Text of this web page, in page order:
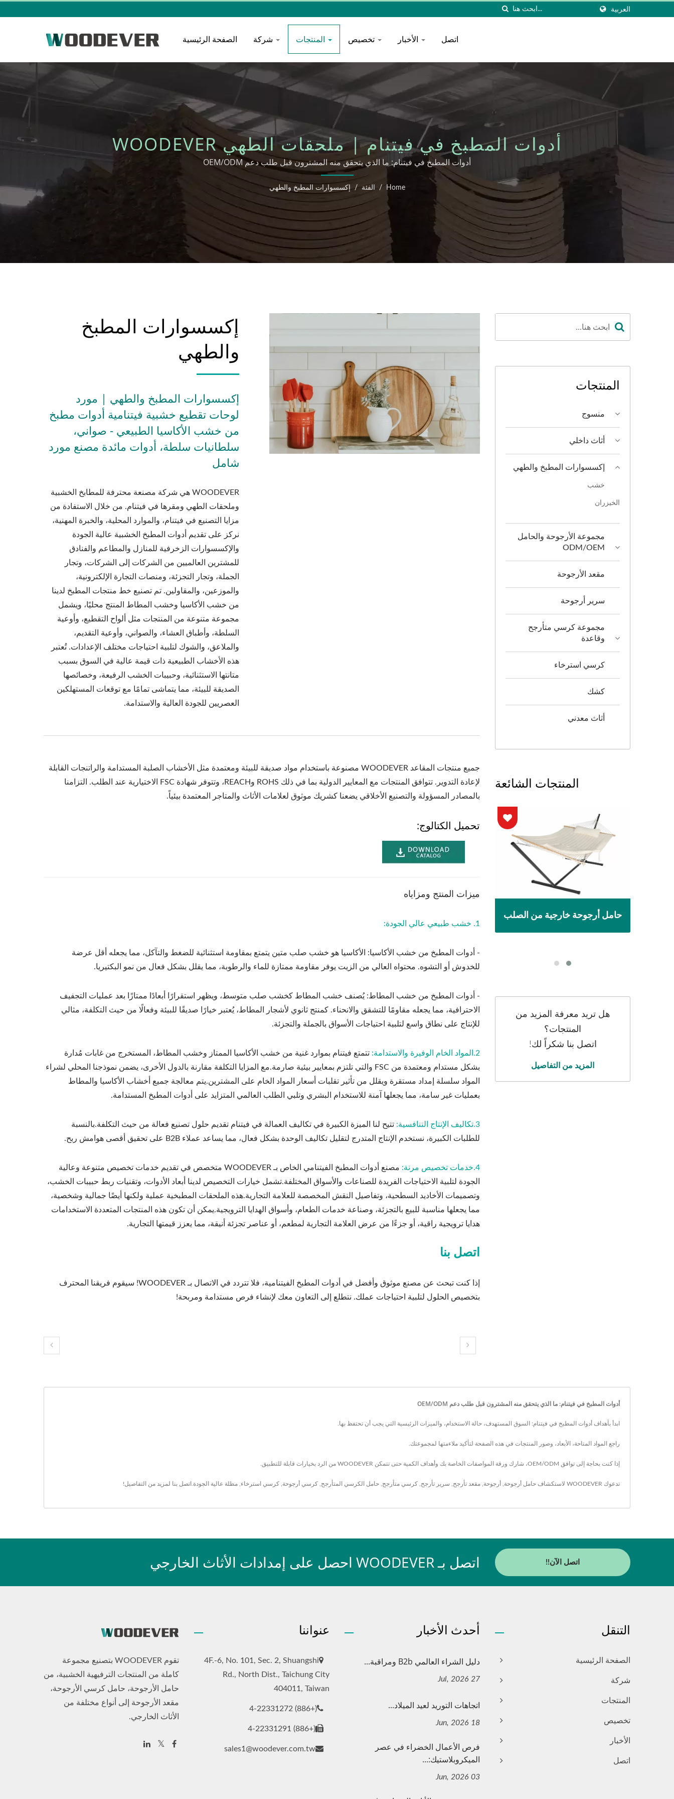
العربية
الصفحة الرئيسية اتصل
أدوات المطبخ في فيتنام | ملحقات الطهي WOODEVER
أدوات المطبخ في فيتنام: ما الذي يتحقق منه المشترون قبل طلب دعم OEM/ODM
Home
/ الفئة / إكسسوارات المطبخ والطهي
إكسسوارات المطبخ
والطهي
إكسسوارات المطبخ والطهي | مورد
لوحات تقطيع خشبية فيتنامية أدوات مطبخ
من خشب الأكاسيا الطبيعي - صواني،
سلطانيات سلطة، أدوات مائدة مصنع مورد
شامل
WOODEVER هي شركة مصنعة محترفة للمطابخ الخشبية
وملحقات الطهي ومقرها في فيتنام. من خلال الاستفادة من
مزايا التصنيع في فيتنام، والموارد المحلية، والخبرة المهنية،
نركز على تقديم أدوات المطبخ الخشبية عالية الجودة
والإكسسوارات الزخرفية للمنازل والمطاعم والفنادق
للمشترين العالميين من الشركات إلى الشركات، وتجار
الجملة، وتجار التجزئة، ومنصات التجارة الإلكترونية،
والموزعين، والمقاولين. تم تصنيع خط منتجات المطبخ لدينا
من خشب الأكاسيا وخشب المطاط المنتج محليًا، ويشمل
مجموعة متنوعة من المنتجات مثل ألواح التقطيع، وأوعية
السلطة، وأطباق العشاء، والصواني، وأوعية التقديم،
والملاعق، والشوك لتلبية احتياجات مختلف الإعدادات. تُعتبر
هذه الأخشاب الطبيعية ذات قيمة عالية في السوق بسبب
متانتها الاستثنائية، وحبيبات الخشب الرفيعة، وخصائصها
الصديقة للبيئة، مما يتماشى تمامًا مع توقعات المستهلكين
العصريين للجودة العالية والاستدامة.
جميع منتجات المقاعد WOODEVER مصنوعة باستخدام مواد صديقة للبيئة ومعتمدة مثل الأخشاب الصلبة المستدامة والراتنجات القابلة
لإعادة التدوير. تتوافق المنتجات مع المعايير الدولية بما في ذلك ROHS وREACH، وتتوفر شهادة FSC الاختيارية عند الطلب. التزامنا
بالمصادر المسؤولة والتصنيع الأخلاقي يضعنا كشريك موثوق لعلامات الأثاث والمتاجر المعتمدة بيئياً.
تحميل الكتالوج:
ميزات المنتج ومزاياه
1. خشب طبيعي عالي الجودة:
- أدوات المطبخ من خشب الأكاسيا: الأكاسيا هو خشب صلب متين يتمتع بمقاومة استثنائية للضغط والتآكل، مما يجعله أقل عرضة
للخدوش أو التشوه. محتواه العالي من الزيت يوفر مقاومة ممتازة للماء والرطوبة، مما يقلل بشكل فعال من نمو البكتيريا.
- أدوات المطبخ من خشب المطاط: يُصنف خشب المطاط كخشب صلب متوسط، ويظهر استقرارًا أبعادًا ممتازًا بعد عمليات التجفيف
الاحترافية، مما يجعله مقاومًا للتشقق والانحناء. كمنتج ثانوي لأشجار المطاط، يُعتبر خيارًا صديقًا للبيئة وفعالًا من حيث التكلفة، مثالي
للإنتاج على نطاق واسع لتلبية احتياجات الأسواق بالجملة والتجزئة.
2.المواد الخام الوفيرة والاستدامة:
تتمتع فيتنام بموارد غنية من خشب الأكاسيا الممتاز وخشب المطاط، المستخرج من غابات مُدارة
بشكل مستدام ومعتمدة من FSC والتي تلتزم بمعايير بيئية صارمة.مع المزايا التكلفة مقارنة بالدول الأخرى، يضمن نموذجنا المحلي لشراء
المواد سلسلة إمداد مستقرة ويقلل من تأثير تقلبات أسعار المواد الخام على المشترين.يتم معالجة جميع أخشاب الأكاسيا والمطاط
بعمليات غير سامة، مما يجعلها آمنة للاستخدام البشري وتلبي الطلب العالمي المتزايد على أدوات المطبخ المستدامة.
3.تكاليف الإنتاج التنافسية:
تتيح لنا الميزة الكبيرة في تكاليف العمالة في فيتنام تقديم حلول تصنيع فعالة من حيث التكلفة.بالنسبة
للطلبات الكبيرة، نستخدم الإنتاج المتدرج لتقليل تكاليف الوحدة بشكل فعال، مما يساعد عملاء B2B على تحقيق أقصى هوامش ربح.
4.خدمات تخصيص مرنة:
مصنع أدوات المطبخ الفيتنامي الخاص بـ WOODEVER متخصص في تقديم خدمات تخصيص متنوعة وعالية
الجودة لتلبية الاحتياجات الفريدة للصناعات والأسواق المختلفة.تشمل خيارات التخصيص لدينا أبعاد الأدوات، وتقنيات ربط حبيبات الخشب،
وتصميمات الأخاديد السطحية، وتفاصيل النقش المخصصة للعلامة التجارية.هذه الملحقات المطبخية عملية ولكنها أيضًا جمالية وشخصية،
مما يجعلها مناسبة للبيع بالتجزئة، وصناعة خدمات الطعام، وأسواق الهدايا الترويجية.يمكن أن تكون هذه المنتجات المتعددة الاستخدامات
هدايا ترويجية راقية، أو جزءًا من عرض العلامة التجارية لمطعم، أو عناصر تجزئة أنيقة، مما يعزز قيمتها التجارية.
اتصل بنا
إذا كنت تبحث عن مصنع موثوق وأفضل في أدوات المطبخ الفيتنامية، فلا تتردد في الاتصال بـ WOODEVER! سيقوم فريقنا المحترف
بتخصيص الحلول لتلبية احتياجات عملك. نتطلع إلى التعاون معك لإنشاء فرص مستدامة ومربحة!
المنتجات
منسوج
أثاث داخلي
إكسسوارات المطبخ والطهي
خشب
الخيزران
مجموعة الأرجوحة والحامل
ODM/OEM
مقعد الأرجوحة
سرير أرجوحة
مجموعة كرسي متأرجح
وقاعدة
كرسي استرخاء
كشك
أثاث معدني
المنتجات الشائعة
للتعديل من المعدن
حامل أرجوحة خارجية من الصلب
هل تريد معرفة المزيد من
المنتجات؟
اتصل بنا شكراً لك!
المزيد من التفاصيل
أدوات المطبخ في فيتنام: ما الذي يتحقق منه المشترون قبل طلب دعم OEM/ODM
ابدأ بأهداف أدوات المطبخ في فيتنام: السوق المستهدف، حالة الاستخدام، والميزات الرئيسية التي يجب أن تحتفظ بها.
راجع المواد المتاحة، الأبعاد، وصور المنتجات في هذه الصفحة لتأكيد ملاءمتها لمجموعتك.
إذا كنت بحاجة إلى توافق OEM/ODM، شارك ورقة المواصفات الخاصة بك وأهداف الكمية حتى تتمكن WOODEVER من الرد بخيارات قابلة للتطبيق.
تدعوك WOODEVER لاستكشاف حامل أرجوحة أرجوحة مقعد تأرجح سرير تأرجح كرسي متأرجح حامل الكرسي المتأرجح كرسي أرجوحة كرسي استرخاء مظلة عالية الجودة. اتصل بنا لمزيد من التفاصيل!
اتصل بـ WOODEVER احصل على إمدادات الأثاث الخارجي اتصل الآن!!
تقوم WOODEVER بتصنيع مجموعة
كاملة من المنتجات الترفيهية الخشبية، من
حامل الأرجوحة، حامل كرسي الأرجوحة،
مقعد الأرجوحة إلى أنواع مختلفة من
الأثاث الخارجي.
عنواننا
4F.-6, No. 101, Sec. 2, Shuangshi
Rd., North Dist., Taichung City
404011, Taiwan
(+886) 4-22331272
(+886) 4-22331291
sales1@woodever.com.tw
أحدث الأخبار
دليل الشراء العالمي B2b ومراقبة...
27 Jul, 2026
اتجاهات التوريد لعيد الميلاد...
18 Jun, 2026
فرص الأعمال الخضراء في عصر
الميكروبلاستيك:...
03 Jun, 2026
التنقل
الصفحة الرئيسية
شركة
المنتجات
تخصيص
الأخبار
اتصل